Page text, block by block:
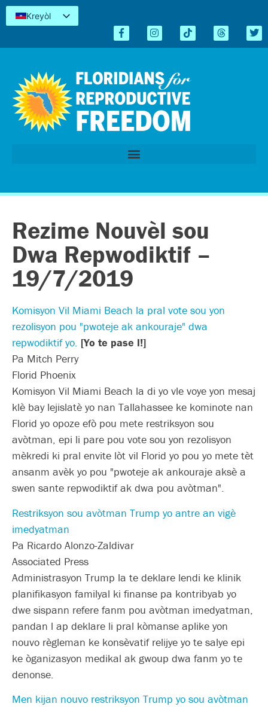
Kreyòl
Español
Tiếng Việt
العربية
اردو
Rezime Nouvèl sou
Dwa Repwodiktif –
19/7/2019
Komisyon Vil Miami Beach la pral vote sou yon
rezolisyon pou "pwoteje ak ankouraje" dwa
repwodiktif yo. [Yo te pase l!]
Pa Mitch Perry
Florid Phoenix
Komisyon Vil Miami Beach la di yo vle voye yon mesaj
klè bay lejislatè yo nan Tallahassee ke kominote nan
Florid yo opoze efò pou mete restriksyon sou
avòtman, epi li pare pou vote sou yon rezolisyon
mèkredi ki pral envite lòt vil Florid yo pou yo mete tèt
ansanm avèk yo pou "pwoteje ak ankouraje aksè a
swen sante repwodiktif ak dwa pou avòtman".
Restriksyon sou avòtman Trump yo antre an vigè
imedyatman
Pa Ricardo Alonzo-Zaldivar
Associated Press
Administrasyon Trump la te deklare lendi ke klinik
planifikasyon familyal ki finanse pa kontribyab yo
dwe sispann refere fanm pou avòtman imedyatman,
pandan l ap deklare li pral kòmanse aplike yon
nouvo règleman ke konsèvatif relijye yo te salye epi
ke òganizasyon medikal ak gwoup dwa fanm yo te
denonse.
Men kijan nouvo restriksyon Trump yo sou avòtman